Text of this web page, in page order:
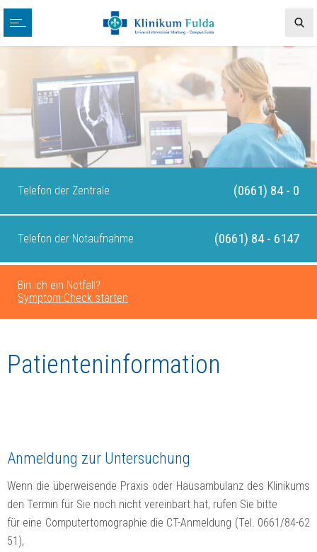
Telefon der Zentrale (0661) 84 - 0
Telefon der Notaufnahme (0661) 84 - 6147
Bin ich ein Notfall?
Symptom-Check starten
Patienteninformation
Anmeldung zur Untersuchung
Wenn die überweisende Praxis oder Hausambulanz des Klinikums
den Termin für Sie noch nicht vereinbart hat, rufen Sie bitte
für eine Computertomographie die CT-Anmeldung (Tel. 0661/84-62
51),